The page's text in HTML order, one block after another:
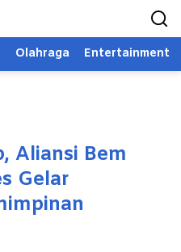
Olahraga Entertainment
Aliansi Bem
Gelar